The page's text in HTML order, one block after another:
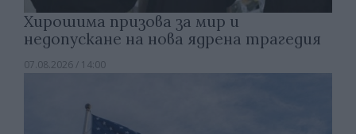
Хирошима призова за мир и
недопускане на нова ядрена трагедия
07.08.2026 / 14:00